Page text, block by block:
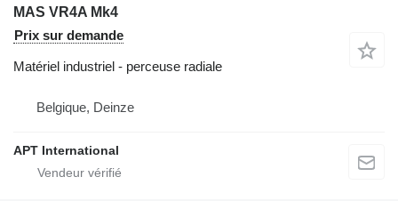
MAS VR4A Mk4
Prix sur demande
Matériel industriel - perceuse radiale
Belgique, Deinze
APT International